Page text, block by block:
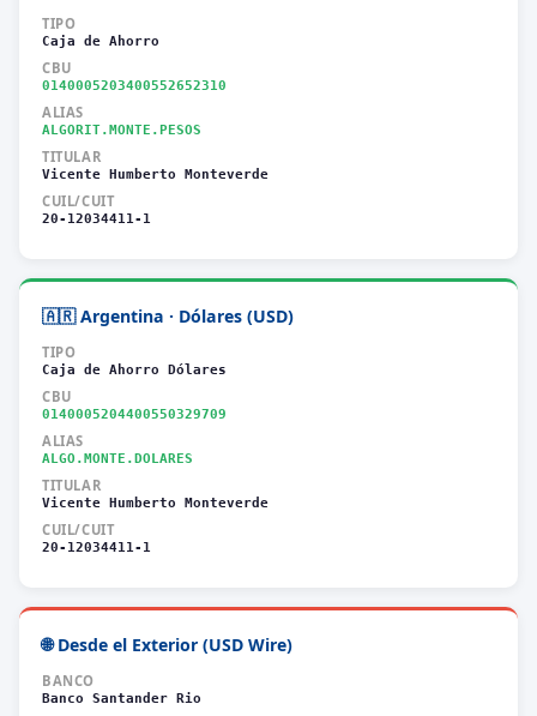
TIPO
Caja de Ahorro
CBU
0140005203400552652310
ALIAS
ALGORIT.MONTE.PESOS
TITULAR
Vicente Humberto Monteverde
CUIL/CUIT
20-12034411-1
🇦🇷 Argentina · Dólares (USD)
TIPO
Caja de Ahorro Dólares
CBU
0140005204400550329709
ALIAS
ALGO.MONTE.DOLARES
TITULAR
Vicente Humberto Monteverde
CUIL/CUIT
20-12034411-1
🌐 Desde el Exterior (USD Wire)
BANCO
Banco Santander Rio